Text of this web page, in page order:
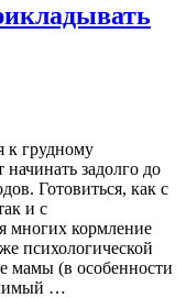
к грудному
задолго до
Готовиться, как с
и с
многих кормление
психологической
мамы (в особенности
…